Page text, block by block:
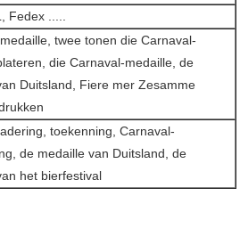
Fedex .....
twee tonen die Carnaval-
die Carnaval-medaille, de
Duitsland, Fiere mer Zesamme
toekenning, Carnaval-
de medaille van Duitsland, de
het bierfestival